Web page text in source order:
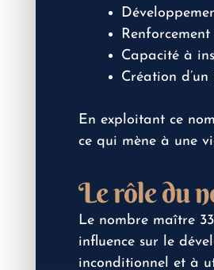
Capacité à
Création
En exploitant ce
ce qui mène à une
Le rôle du
Le nombre maître
influence sur le
inconditionnel et à